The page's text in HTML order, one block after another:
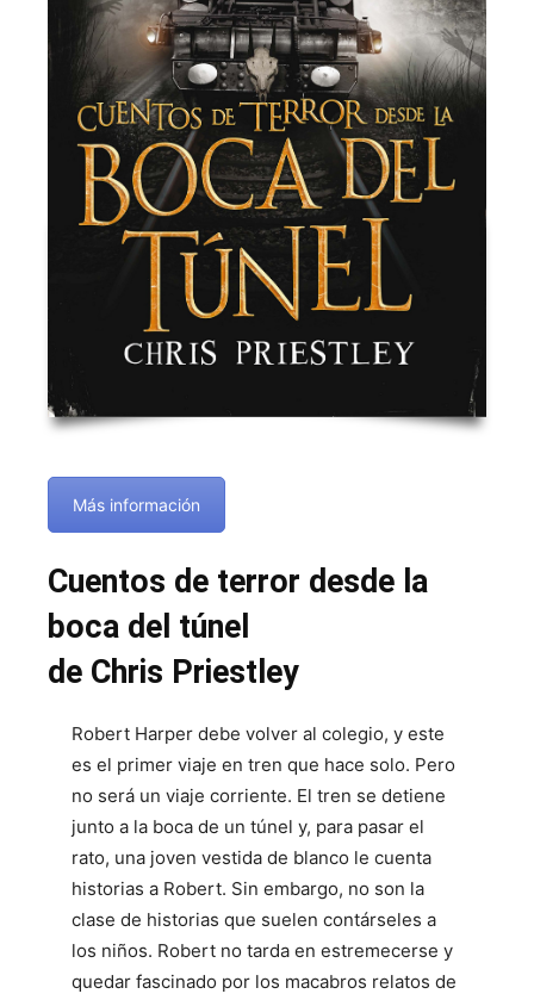
Más información
Cuentos de terror desde la
boca del túnel
de Chris Priestley
Robert Harper debe volver al colegio, y este
es el primer viaje en tren que hace solo. Pero
no será un viaje corriente. El tren se detiene
junto a la boca de un túnel y, para pasar el
rato, una joven vestida de blanco le cuenta
historias a Robert. Sin embargo, no son la
clase de historias que suelen contárseles a
los niños. Robert no tarda en estremecerse y
quedar fascinado por los macabros relatos de